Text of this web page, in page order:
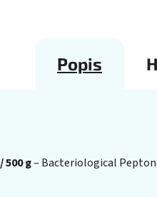
Popis
g– Bacteriological